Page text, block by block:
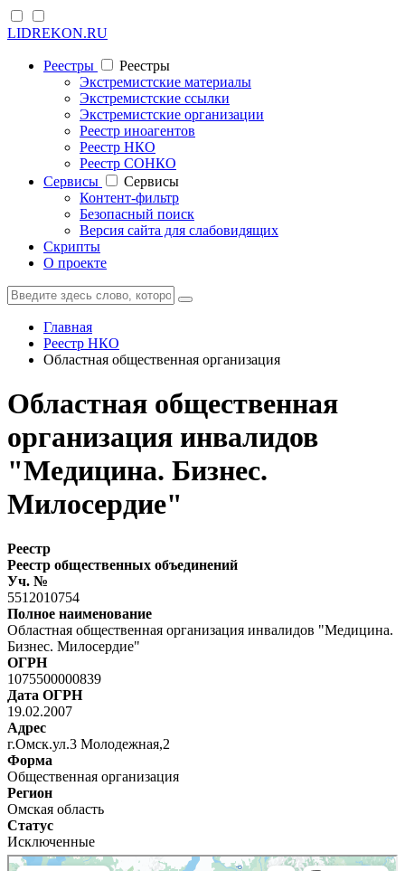
LIDREKON.RU
Реестры
Реестры
Экстремистские материалы
Экстремистские ссылки
Экстремистские организации
Реестр иноагентов
Реестр НКО
Реестр СОНКО
Cервисы
Cервисы
Контент-фильтр
Безопасный поиск
Версия сайта для слабовидящих
Скрипты
О проекте
Главная
Реестр НКО
Областная общественная организация
Областная общественная
организация инвалидов
"Медицина. Бизнес.
Милосердие"
Реестр
Реестр общественных объединений
Уч. №
5512010754
Полное наименование
Областная общественная организация инвалидов "Медицина.
Бизнес. Милосердие"
ОГРН
1075500000839
Дата ОГРН
19.02.2007
Адрес
г.Омск.ул.3 Молодежная,2
Форма
Общественная организация
Регион
Омская область
Статус
Исключенные